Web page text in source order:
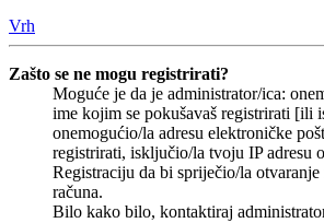
Vrh
Zašto se ne mogu registrirati?
Moguće je da je administrator/ica:
ime kojim se pokušavaš registrirati [ili
onemogućio/la adresu elektroničke
registrirati, isključio/la tvoju IP adresu
Registraciju da bi spriječio/la
računa.
Bilo kako bilo, kontaktiraj